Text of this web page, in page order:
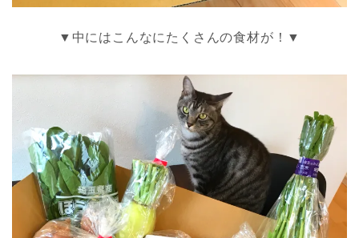
▼中にはこんなにたくさんの食材が！▼